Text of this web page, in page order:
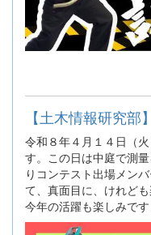
【土木情報研究部
令和８年４月１４日（
す。この日は中庭で測
りコンテスト出場メン
て、真面目に、けれど
今年の活躍も楽しみです